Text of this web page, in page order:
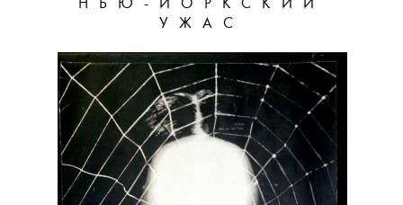
НЬЮ-ЙОРКСКИЙ
УЖАС